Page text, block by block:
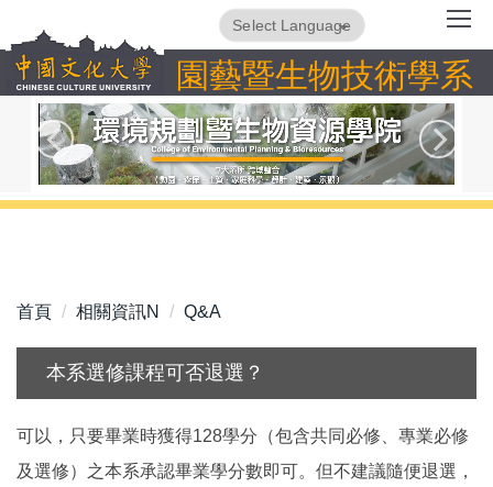
到
主
要
園藝暨生物技術學系
Translate
首頁 相關資訊N Q&A
本系選修課程可否退選？
可以，只要畢業時獲得128學分（包含共同必修、專業必修
及選修）之本系承認畢業學分數即可。但不建議隨便退選，